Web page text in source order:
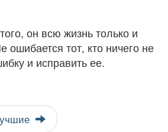
он всю жизнь только и
ошибается тот, кто ничего не
и исправить ее.